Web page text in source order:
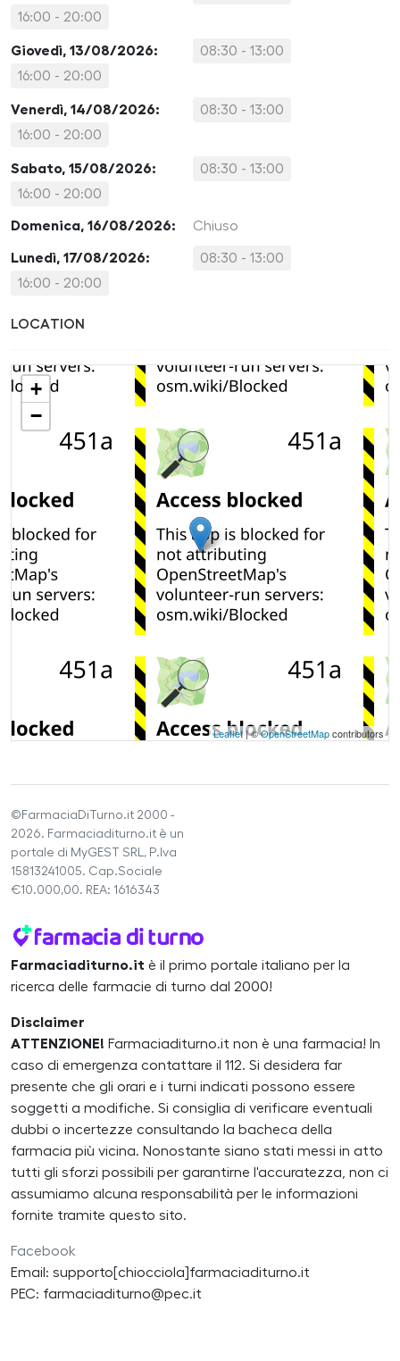
16:00 - 20:00
Giovedì, 13/08/2026:
08:30 - 13:00
16:00 - 20:00
Venerdì, 14/08/2026:
08:30 - 13:00
16:00 - 20:00
Sabato, 15/08/2026:
08:30 - 13:00
16:00 - 20:00
Domenica, 16/08/2026: Chiuso
Lunedì, 17/08/2026:
08:30 - 13:00
16:00 - 20:00
LOCATION
+
−
Leaflet| ©OpenStreetMapcontributors
©FarmaciaDiTurno.it 2000 -
2026. Farmaciaditurno.it è un
portale di MyGEST SRL, P.Iva
15813241005. Cap.Sociale
€10.000,00. REA: 1616343
Farmaciaditurno.it è il primo portale italiano per la
ricerca delle farmacie di turno dal 2000!
Disclaimer
ATTENZIONE! Farmaciaditurno.it non è una farmacia! In
caso di emergenza contattare il 112. Si desidera far
presente che gli orari e i turni indicati possono essere
soggetti a modifiche. Si consiglia di verificare eventuali
dubbi o incertezze consultando la bacheca della
farmacia più vicina. Nonostante siano stati messi in atto
tutti gli sforzi possibili per garantirne l'accuratezza, non ci
assumiamo alcuna responsabilità per le informazioni
fornite tramite questo sito.
Facebook
Email: supporto[chiocciola]farmaciaditurno.it
PEC: farmaciaditurno@pec.it